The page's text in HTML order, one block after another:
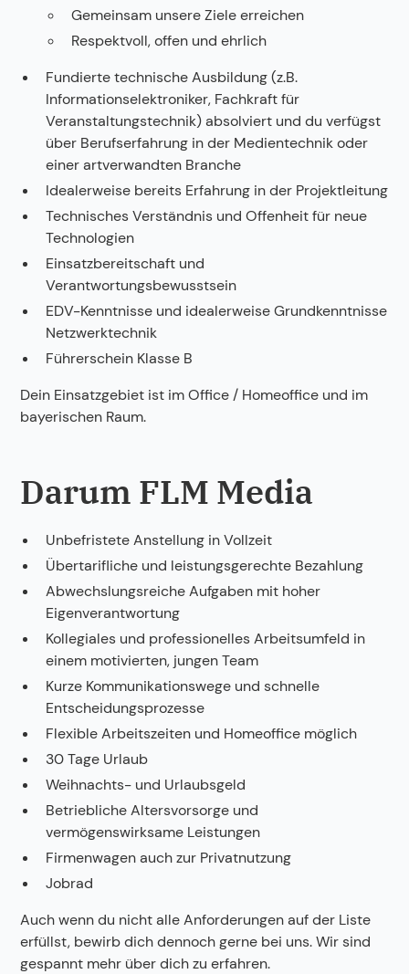
Gemeinsam unsere Ziele erreichen
Respektvoll, offen und ehrlich
Fundierte technische Ausbildung (z.B.
Informationselektroniker, Fachkraft für
Veranstaltungstechnik) absolviert und du verfügst
über Berufserfahrung in der Medientechnik oder
einer artverwandten Branche
Idealerweise bereits Erfahrung in der Projektleitung
Technisches Verständnis und Offenheit für neue
Technologien
Einsatzbereitschaft und
Verantwortungsbewusstsein
EDV-Kenntnisse und idealerweise Grundkenntnisse
Netzwerktechnik
Führerschein Klasse B
Dein Einsatzgebiet ist im Office / Homeoffice und im
bayerischen Raum.
Darum FLM Media
Unbefristete Anstellung in Vollzeit
Übertarifliche und leistungsgerechte Bezahlung
Abwechslungsreiche Aufgaben mit hoher
Eigenverantwortung
Kollegiales und professionelles Arbeitsumfeld in
einem motivierten, jungen Team
Kurze Kommunikationswege und schnelle
Entscheidungsprozesse
Flexible Arbeitszeiten und Homeoffice möglich
30 Tage Urlaub
Weihnachts- und Urlaubsgeld
Betriebliche Altersvorsorge und
vermögenswirksame Leistungen
Firmenwagen auch zur Privatnutzung
Jobrad
Auch wenn du nicht alle Anforderungen auf der Liste
erfüllst, bewirb dich dennoch gerne bei uns. Wir sind
gespannt mehr über dich zu erfahren.